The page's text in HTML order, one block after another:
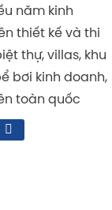
năm kinh
thiết kế và thi
thự, villas, khu
bơi kinh doanh,
toàn quốc
St. Mary’s
cấp & lắp đặt
hồ bơi tại
do